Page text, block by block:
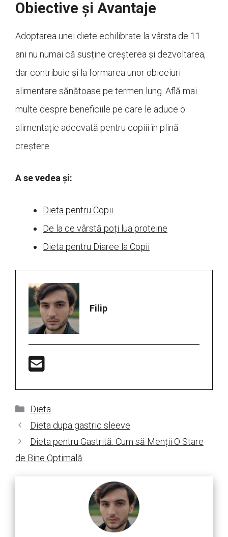
Obiective și Avantaje
Adoptarea unei diete echilibrate la vârsta de 11
ani nu numai că susține creșterea și dezvoltarea,
dar contribuie și la formarea unor obiceiuri
alimentare sănătoase pe termen lung. Află mai
multe despre beneficiile pe care le aduce o
alimentație adecvată pentru copiii în plină
creștere.
A se vedea și:
Dieta pentru Copii
De la ce vârstă poți lua proteine
Dieta pentru Diaree la Copii
Filip
Categorii
Dieta
Dieta dupa gastric sleeve
Dieta pentru Gastrită: Cum să Menții O Stare
de Bine Optimală